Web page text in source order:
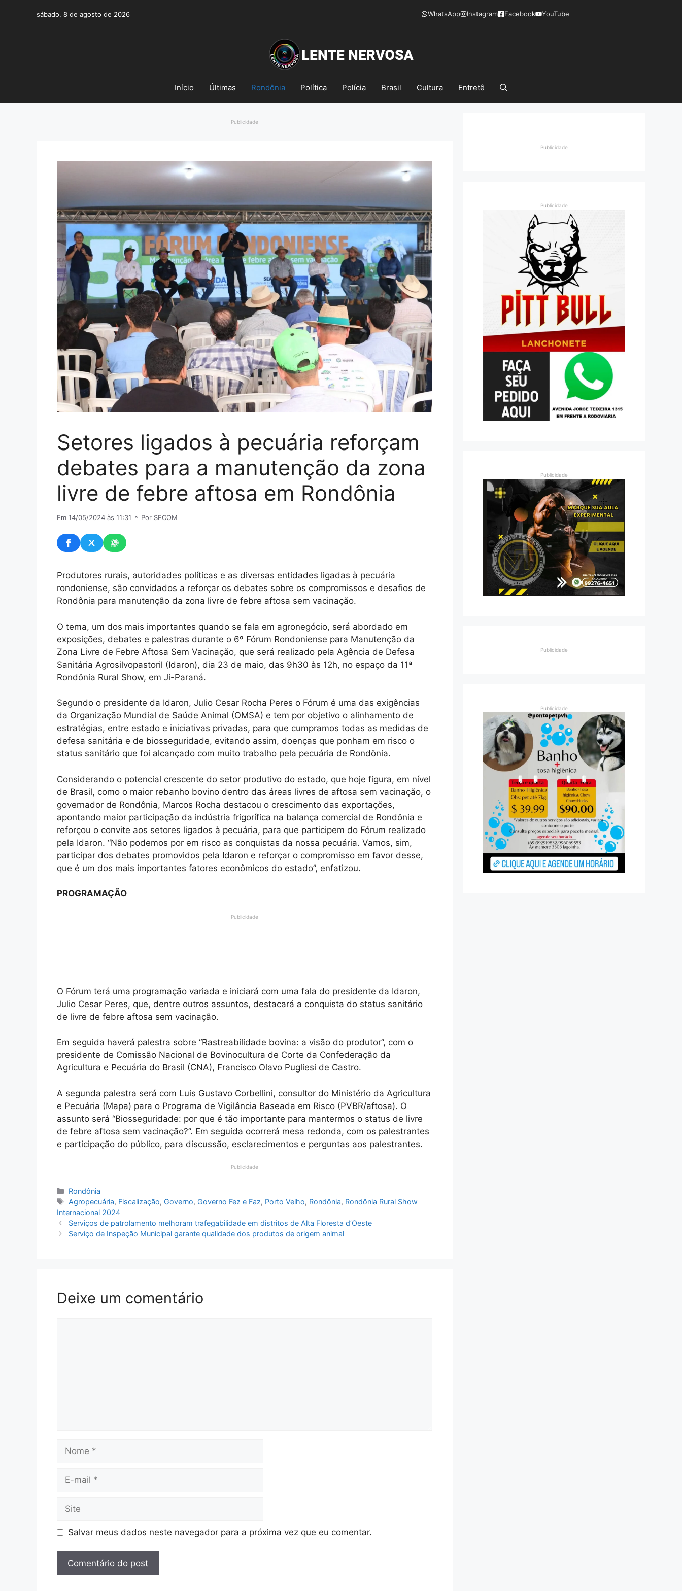
o
sábado, 8 de agosto de 2026 WhatsApp Instagram Facebook YouTube
Início Últimas Rondônia Política Polícia Brasil Cultura Entretê
Publicidade
Setores ligados à pecuária reforçam
debates para a manutenção da zona
livre de febre aftosa em Rondônia
Em 14/05/2024 às 11:31 ⚬ Por SECOM
Produtores rurais, autoridades políticas e as diversas entidades ligadas à pecuária
rondoniense, são convidados a reforçar os debates sobre os compromissos e desafios de
Rondônia para manutenção da zona livre de febre aftosa sem vacinação.
O tema, um dos mais importantes quando se fala em agronegócio, será abordado em
exposições, debates e palestras durante o 6º Fórum Rondoniense para Manutenção da
Zona Livre de Febre Aftosa Sem Vacinação, que será realizado pela Agência de Defesa
Sanitária Agrosilvopastoril (Idaron), dia 23 de maio, das 9h30 às 12h, no espaço da 11ª
Rondônia Rural Show, em Ji-Paraná.
Segundo o presidente da Idaron, Julio Cesar Rocha Peres o Fórum é uma das exigências
da Organização Mundial de Saúde Animal (OMSA) e tem por objetivo o alinhamento de
estratégias, entre estado e iniciativas privadas, para que cumpramos todas as medidas de
defesa sanitária e de biosseguridade, evitando assim, doenças que ponham em risco o
status sanitário que foi alcançado com muito trabalho pela pecuária de Rondônia.
Considerando o potencial crescente do setor produtivo do estado, que hoje figura, em nível
de Brasil, como o maior rebanho bovino dentro das áreas livres de aftosa sem vacinação, o
governador de Rondônia, Marcos Rocha destacou o crescimento das exportações,
apontando maior participação da indústria frigorífica na balança comercial de Rondônia e
reforçou o convite aos setores ligados à pecuária, para que participem do Fórum realizado
pela Idaron. “Não podemos por em risco as conquistas da nossa pecuária. Vamos, sim,
participar dos debates promovidos pela Idaron e reforçar o compromisso em favor desse,
que é um dos mais importantes fatores econômicos do estado”, enfatizou.
PROGRAMAÇÃO
Publicidade
O Fórum terá uma programação variada e iniciará com uma fala do presidente da Idaron,
Julio Cesar Peres, que, dentre outros assuntos, destacará a conquista do status sanitário
de livre de febre aftosa sem vacinação.
Em seguida haverá palestra sobre “Rastreabilidade bovina: a visão do produtor”, com o
presidente de Comissão Nacional de Bovinocultura de Corte da Confederação da
Agricultura e Pecuária do Brasil (CNA), Francisco Olavo Pugliesi de Castro.
A segunda palestra será com Luis Gustavo Corbellini, consultor do Ministério da Agricultura
e Pecuária (Mapa) para o Programa de Vigilância Baseada em Risco (PVBR/aftosa). O
assunto será “Biosseguridade: por que é tão importante para mantermos o status de livre
de febre aftosa sem vacinação?”. Em seguida ocorrerá mesa redonda, com os palestrantes
e participação do público, para discussão, esclarecimentos e perguntas aos palestrantes.
Publicidade
Categorias
Rondônia
Tags
Agropecuária, Fiscalização, Governo, Governo Fez e Faz, Porto Velho, Rondônia, Rondônia Rural Show
Internacional 2024
Serviços de patrolamento melhoram trafegabilidade em distritos de Alta Floresta d’Oeste
Serviço de Inspeção Municipal garante qualidade dos produtos de origem animal
Deixe um comentário
mail
Salvar meus dados neste navegador para a próxima vez que eu comentar.
Publicidade
Publicidade
Publicidade
Publicidade
Publicidade